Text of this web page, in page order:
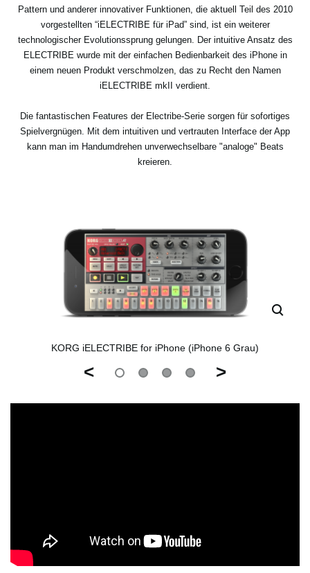
Pattern und anderer innovativer Funktionen, die aktuell Teil des 2010
vorgestellten “iELECTRIBE für iPad” sind, ist ein weiterer
technologischer Evolutionssprung gelungen. Der intuitive Ansatz des
ELECTRIBE wurde mit der einfachen Bedienbarkeit des iPhone in
einem neuen Produkt verschmolzen, das zu Recht den Namen
iELECTRIBE mkII verdient.
Die fantastischen Features der Electribe-Serie sorgen für sofortiges
Spielvergnügen. Mit dem intuitiven und vertrauten Interface der App
kann man im Handumdrehen unverwechselbare "analoge" Beats
kreieren.
KORG iELECTRIBE for iPhone (iPhone 6 Grau)
< >